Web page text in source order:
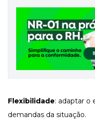
Flexibilidade: adaptar o
demandas da situação.